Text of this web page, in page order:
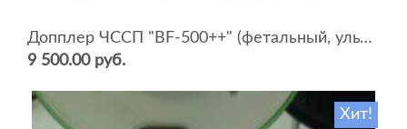
Допплер ЧССП "BF-500++" (фетальный, ультразвуковой)
9 500.00 руб.
Хит!